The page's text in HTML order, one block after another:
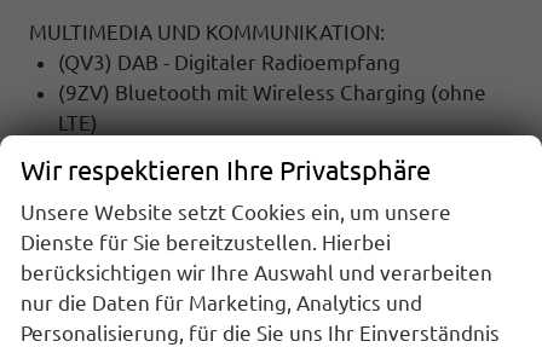
MULTIMEDIA UND KOMMUNIKATION:
(QV3) DAB - Digitaler Radioempfang
(9ZV) Bluetooth mit Wireless Charging (ohne
LTE)
über App Connect möglich (kompatibles
Smartphone erforderlich))
SICHERHEIT:
(6K2) ""FRONT ASSIST"" Radarbeobachtung des
Raums vor dem Fzg., inkl. City ANB, ohne
Wir respektieren Ihre Privatsphäre
Unsere Website setzt Cookies ein, um unsere
Dienste für Sie bereitzustellen. Hierbei
berücksichtigen wir Ihre Auswahl und verarbeiten
nur die Daten für Marketing, Analytics und
Personalisierung, für die Sie uns Ihr Einverständnis